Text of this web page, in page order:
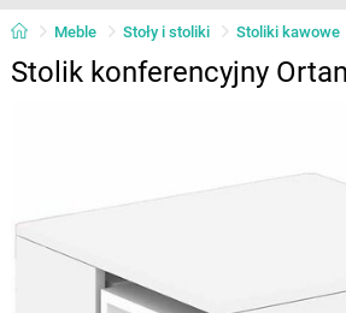
Meble Stoły i stoliki Stoliki kawowe
Stolik konferencyjny